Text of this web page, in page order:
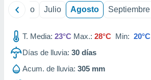
1199
Junio Julio Agosto Septiembre
T. Media: 23°C Max.: 28°C Min: 20°C
Días de lluvia: 30 días
Acum. de lluvia: 305 mm